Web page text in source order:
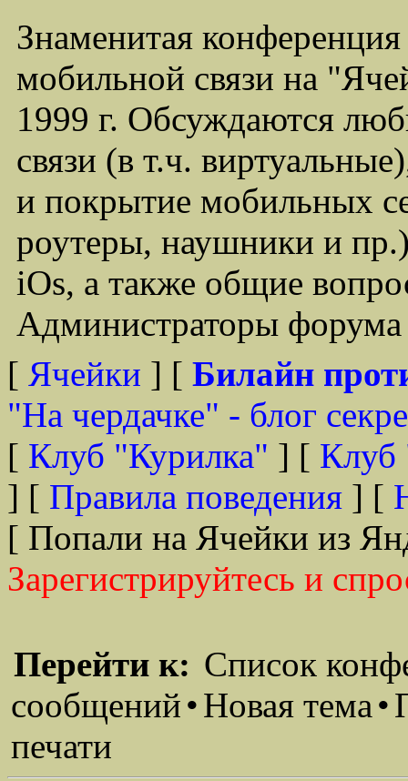
Знаменитая
мобильной связи на
1999 г. Обсуждаются
связи (в т.ч.
и покрытие мобильных
роутеры, наушники и
iOs, а также общие
Администраторы
[ Ячейки ] [ Билайн
"На чердачке" - блог
[ Клуб "Курилка" ] [ Клуб
] [ Правила поведения ] [
[ Попали на Ячейки из
Зарегистрируйтесь и
Перейти к: Список
сообщений•Новая тема•
печати